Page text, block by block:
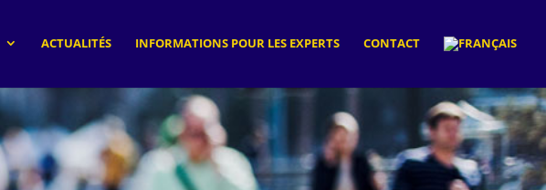
ACTUALITÉS INFORMATIONS POUR LES EXPERTS CONTACT